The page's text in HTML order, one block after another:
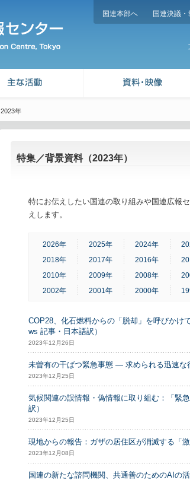
国連本部へ 国連決議・
2023年
特集／背景資料（2023年）
特にお伝えしたい国連の取り組みや国連広報
えします。
2026年 2025年 2024年
2018年
2017年 2016年
2010年
2009年 2008年
2002年
2001年 2000年
COP28、化石燃料からの「脱却」を呼びかけ
ws 記事・日本語訳）
2023年12月26日
未曽有の干ばつ緊急事態 — 求められる迅速な
2023年12月25日
気候関連の誤情報・偽情報に取り組む：「緊
訳）
2023年12月25日
現地からの報告：ガザの居住区が消滅する「
2023年12月08日
国連の新たな諮問機関、共通善のためのAIの